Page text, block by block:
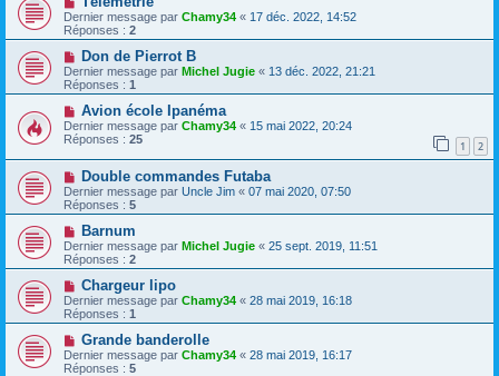
Dernier message par Chamy34 « 17 déc. 2022, 14:52
Réponses : 2
Don de Pierrot B
Dernier message par Michel Jugie « 13 déc. 2022, 21:21
Réponses : 1
Avion école Ipanéma
Dernier message par Chamy34 « 15 mai 2022, 20:24
Réponses : 25 1 2
Double commandes Futaba
Dernier message par Uncle Jim « 07 mai 2020, 07:50
Réponses : 5
Barnum
Dernier message par Michel Jugie « 25 sept. 2019, 11:51
Réponses : 2
Chargeur lipo
Dernier message par Chamy34 « 28 mai 2019, 16:18
Réponses : 1
Grande banderolle
Dernier message par Chamy34 « 28 mai 2019, 16:17
Réponses : 5